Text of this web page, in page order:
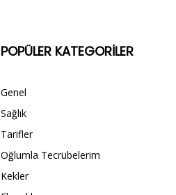
POPÜLER KATEGORİLER
Genel
Sağlık
Tarifler
Oğlumla Tecrübelerim
Kekler